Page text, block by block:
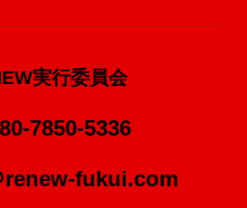
実行委員会
7850-5336
fukui.com